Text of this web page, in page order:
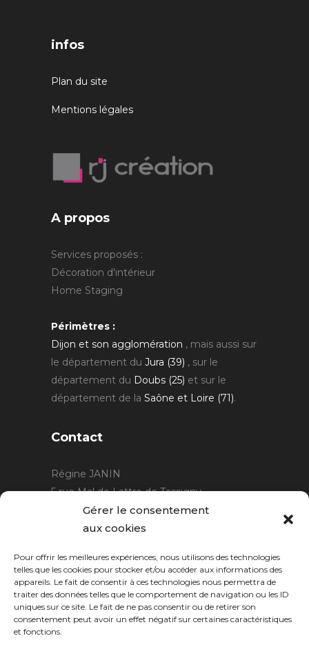
Gérer le consentement
aux cookies
Pour offrir les meilleures expériences, nous utilisons des technologies
telles que les cookies pour stocker et/ou accéder aux informations des
appareils. Le fait de consentir à ces technologies nous permettra de
traiter des données telles que le comportement de navigation ou les ID
uniques sur ce site. Le fait de ne pas consentir ou de retirer son
consentement peut avoir un effet négatif sur certaines caractéristiques
et fonctions.
infos
Plan du site
Mentions légales
A propos
Services proposés :
Décoration d'intérieur
Home Staging
Périmètres :
Dijon et son agglomération , mais aussi sur
le département du Jura (39) , sur le
département du Doubs (25) et sur le
département de la Saône et Loire (71).
Contact
Régine JANIN
5 rue Mal de Lattre de Tassigny
21220 Gevrey Chambertin
06 15 15 80 29
Horaires :sur rendez-vous.